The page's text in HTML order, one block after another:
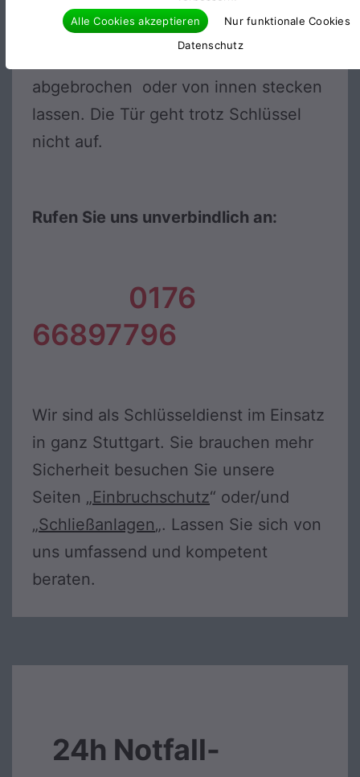
Stuttgart bietet für den Großraum
Stuttgart stets günstige und feste
abgebrochen oder von innen stecken
lassen. Die Tür geht trotz Schlüssel
nicht auf.
Rufen Sie uns unverbindlich an:
0176
66897796
Wir sind als Schlüsseldienst im Einsatz
in ganz Stuttgart. Sie brauchen mehr
Sicherheit besuchen Sie unsere
Seiten „Einbruchschutz“ oder/und
„Schließanlagen„. Lassen Sie sich von
uns umfassend und kompetent
beraten.
24h Notfall-
Alle Cookies akzeptieren
Nur funktionale Cookies
Datenschutz